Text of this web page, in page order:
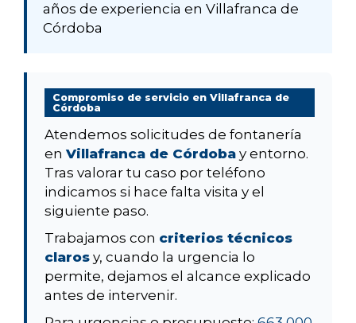
años de experiencia en Villafranca de
Córdoba
Compromiso de servicio en Villafranca de
Córdoba
Atendemos solicitudes de fontanería
en Villafranca de Córdoba y entorno.
Tras valorar tu caso por teléfono
indicamos si hace falta visita y el
siguiente paso.
Trabajamos con criterios técnicos
claros y, cuando la urgencia lo
permite, dejamos el alcance explicado
antes de intervenir.